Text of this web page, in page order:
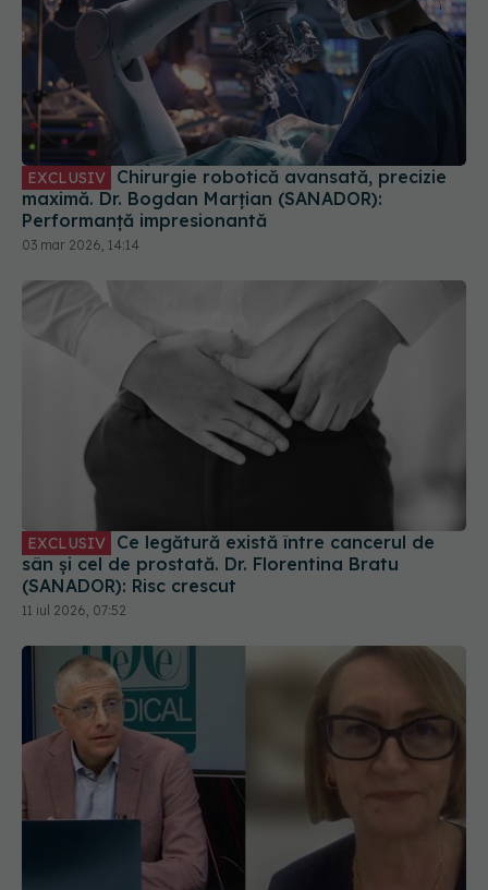
EXCLUSIV
maximă. Dr. Bogdan Marțian (SANADOR):
Performanță impresionantă
03 mar 2026, 14:14
EXCLUSIV
sân și cel de prostată. Dr. Florentina Bratu
(SANADOR): Risc crescut
11 iul 2026, 07:52